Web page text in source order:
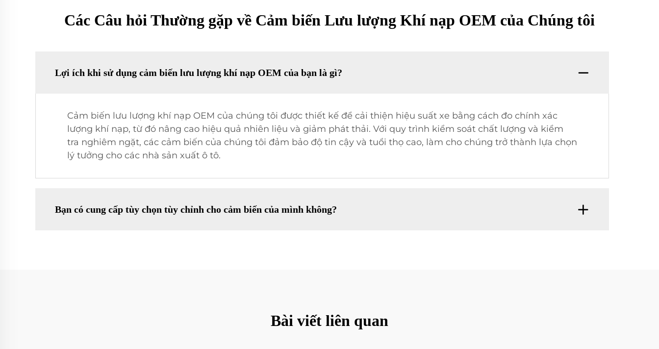
Các Câu hỏi Thường gặp về Cảm biến Lưu lượng Khí nạp OEM của Chúng tôi
Lợi ích khi sử dụng cảm biến lưu lượng khí nạp OEM của bạn là gì?
Cảm biến lưu lượng khí nạp OEM của chúng tôi được thiết kế để cải thiện hiệu suất xe bằng cách đo chính xác
lượng khí nạp, từ đó nâng cao hiệu quả nhiên liệu và giảm phát thải. Với quy trình kiểm soát chất lượng và kiểm
tra nghiêm ngặt, các cảm biến của chúng tôi đảm bảo độ tin cậy và tuổi thọ cao, làm cho chúng trở thành lựa chọn
lý tưởng cho các nhà sản xuất ô tô.
Bạn có cung cấp tùy chọn tùy chỉnh cho cảm biến của mình không?
Bài viết liên quan